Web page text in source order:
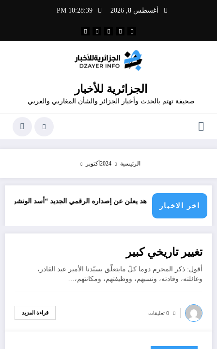
أغسطس 8, 2026 10:28:39 PM
الجزائرية للأخبار
صحيفة تهتم بالحدث وأخبار الجزائر والشأن المغاربي والعربي
الرئيسية 2024 أكتوبر
اخر الاخبار
قدور شاهد يعلن عن إصداره الرقمي الجديد “أسد الونشريس” تخليدا
أكتوبر 31, 2024
تغيير تاريخي كبير
أقول: ذكر المجرم دوما كلّ مايتعلّق بسيّدنا الأمير عبد القادر،
وعائلته، وقادته، ونسبهم، ووظيفتهم، ومكانتهم،…
0 تعليقات قراءة المزيد